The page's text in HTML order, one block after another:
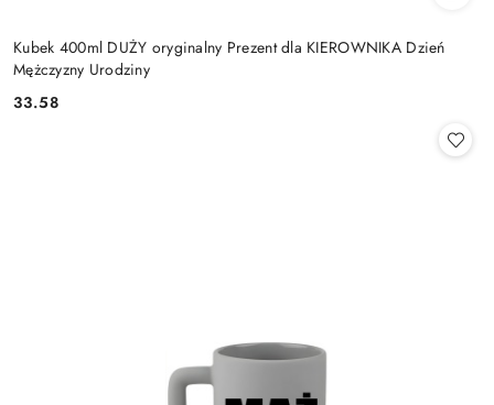
Kubek 400ml DUŻY oryginalny Prezent dla KIEROWNIKA Dzień
Mężczyzny Urodziny
Cena:
33.58